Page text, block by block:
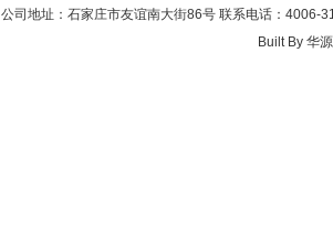
公司地址：石家庄市友谊南大街86号 联系电话：4006-
Built By 华